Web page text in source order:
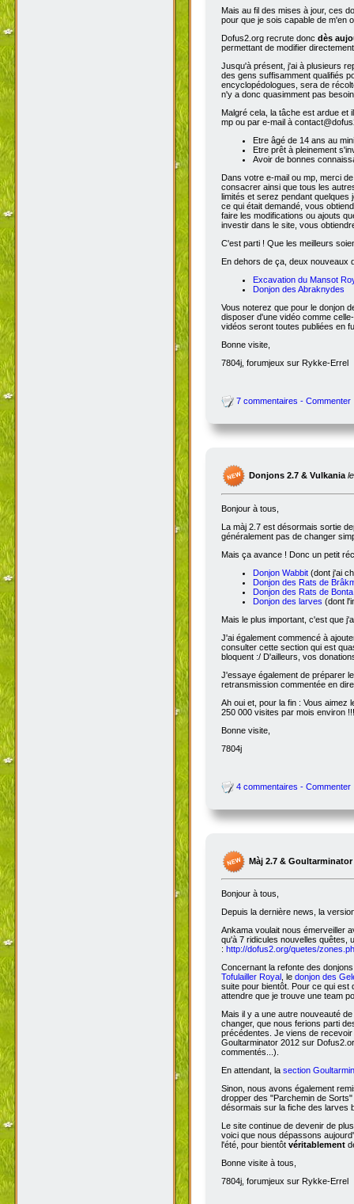
Mais au fil des mises à jour, ces
pour que je sois capable de m'en
Dofus2.org recrute donc dès
permettant de modifier
Jusqu'à présent, j'ai à plusieurs
des gens suffisamment qualifiés
encyclopédologues, sera de
n'y a donc quasimment pas
Malgré cela, la tâche est ardue
mp ou par e-mail à
Etre âgé de 14 ans au
Etre prêt à pleinement
Avoir de bonnes
Dans votre e-mail ou mp, merci
consacrer ainsi que tous les
limités et serez pendant
ce qui était demandé, vous
faire les modifications ou ajouts
investir dans le site, vous
C'est parti ! Que les meilleurs
En dehors de ça, deux nouveaux
Excavation du Mansot
Donjon des Abraknydes
Vous noterez que pour le donjon
disposer d'une vidéo comme
vidéos seront toutes publiées en
Bonne visite,
7804j, forumjeux sur Rykke-Errel
7 commentaires - Commenter
Donjons 2.7 & Vulkania
Bonjour à tous,
La màj 2.7 est désormais sortie
généralement pas de changer
Mais ça avance ! Donc un petit
Donjon Wabbit (dont j'ai
Donjon des Rats de
Donjon des Rats de Bonta
Donjon des larves (dont
Mais le plus important, c'est que
J'ai également commencé à
consulter cette section qui est
bloquent :/ D'ailleurs, vos
J'essaye également de préparer
retransmission commentée en
Ah oui et, pour la fin : Vous
250 000 visites par mois environ !!!
Bonne visite,
7804j
4 commentaires - Commenter
Màj 2.7 & Goultarminator
Bonjour à tous,
Depuis la dernière news, la
Ankama voulait nous émerveiller
qu'à 7 ridicules nouvelles quêtes,
: http://dofus2.org/quetes/
Concernant la refonte des
Tofulailler Royal , le donjon des
suite pour bientôt. Pour ce qui est
attendre que je trouve une team
Mais il y a une autre nouveauté
changer, que nous ferions parti
précédentes. Je viens de
Goultarminator 2012 sur
commentés...).
En attendant, la section
Sinon, nous avons également
dropper des "Parchemin de
désormais sur la fiche des larves
Le site continue de devenir de
voici que nous dépassons
l'été, pour bientôt véritablement
Bonne visite à tous,
7804j, forumjeux sur Rykke-Errel